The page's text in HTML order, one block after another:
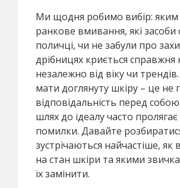
Ми щодня робимо вибір:
ранкове вмивання, які засоби
поличці, чи не забули про
дрібницях криється справжня
незалежно від віку чи
мати доглянуту шкіру – це не
відповідальність перед
шлях до ідеалу часто
помилки. Давайте
зустрічаються найчастіше,
на стан шкіри та якими
їх замінити.